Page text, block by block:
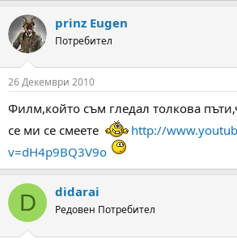
prinz Eugen
Потребител
26 Декември 2010
Филм,който съм гледал толкова
се ми се смеете
http://
v=dH4p9BQ3V9o
D didarai
Редовен Потребител